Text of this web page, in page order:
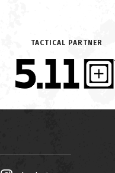
TACTICAL PARTNER